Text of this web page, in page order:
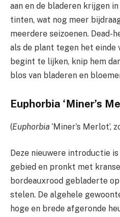
aan en de bladeren krijgen
tinten, wat nog meer
meerdere seizoenen. Dead-
als de plant tegen het einde
begint te lijken, knip hem
blos van bladeren en
Euphorbia ‘Miner’s
(Euphorbia ‘Miner’s Merlot’,
Deze nieuwere introductie
gebied en pronkt met
bordeauxrood gebladerte
stelen. De algehele
hoge en brede afgeronde